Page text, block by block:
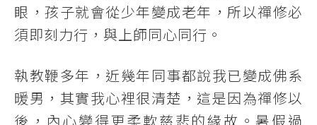
眼，孩子就會從少年變成老年，所以禪修必
須即刻力行，與上師同心同行。
執教鞭多年，近幾年同事都說我已變成佛系
暖男，其實我心裡很清楚，這是因為禪修以
後，內心變得更柔軟慈悲的緣故。暑假過